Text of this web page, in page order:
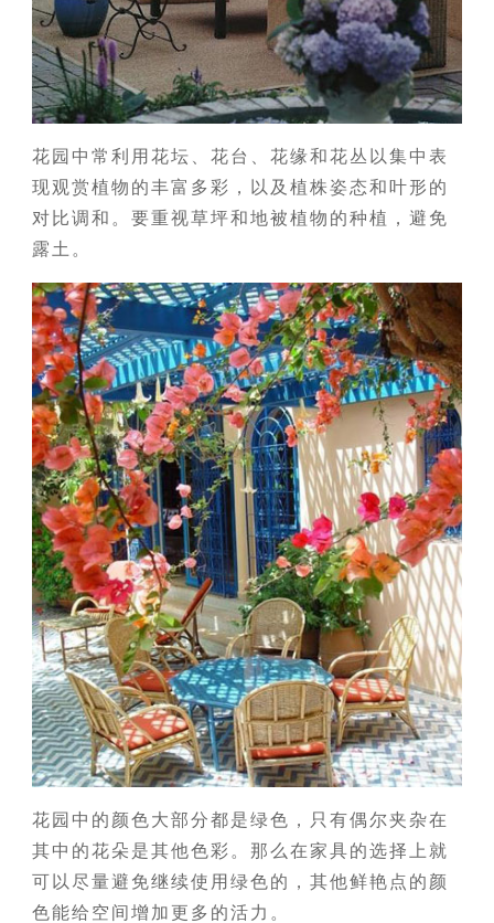
花园中常利用花坛、花台、花缘和花丛以集中表
现观赏植物的丰富多彩，以及植株姿态和叶形的
对比调和。要重视草坪和地被植物的种植，避免
露土。
花园中的颜色大部分都是绿色，只有偶尔夹杂在
其中的花朵是其他色彩。那么在家具的选择上就
可以尽量避免继续使用绿色的，其他鲜艳点的颜
色能给空间增加更多的活力。